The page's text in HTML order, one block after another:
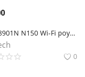
TD-W8901N N150 Wi-Fi роутер с ADSL2+ модемом
0